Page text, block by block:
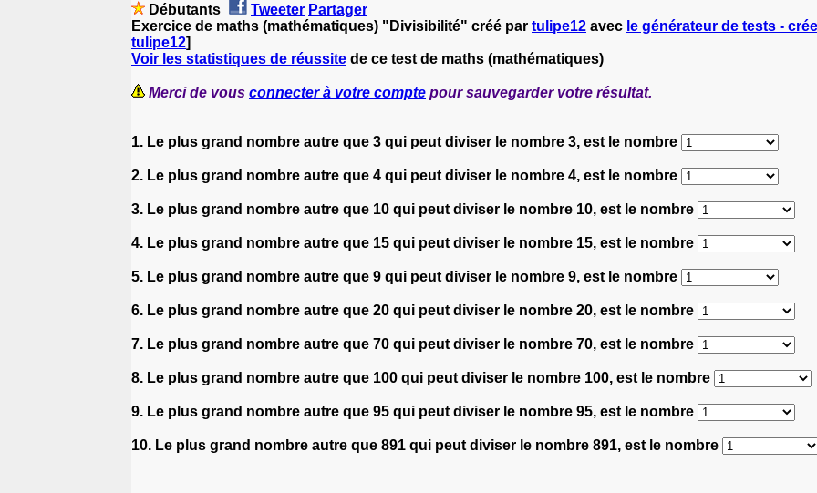
Débutants Tweeter Partager
Exercice de maths (mathématiques) "Divisibilité" créé par tulipe12 avec le générateur de tests -
tulipe12]
Voir les statistiques de réussite de ce test de maths (mathématiques)
Merci de vous connecter à votre compte pour sauvegarder votre résultat.
1. Le plus grand nombre autre que 3 qui peut diviser le nombre 3, est le nombre
2. Le plus grand nombre autre que 4 qui peut diviser le nombre 4, est le nombre
3. Le plus grand nombre autre que 10 qui peut diviser le nombre 10, est le nombre
4. Le plus grand nombre autre que 15 qui peut diviser le nombre 15, est le nombre
5. Le plus grand nombre autre que 9 qui peut diviser le nombre 9, est le nombre
6. Le plus grand nombre autre que 20 qui peut diviser le nombre 20, est le nombre
7. Le plus grand nombre autre que 70 qui peut diviser le nombre 70, est le nombre
8. Le plus grand nombre autre que 100 qui peut diviser le nombre 100, est le nombre
9. Le plus grand nombre autre que 95 qui peut diviser le nombre 95, est le nombre
10. Le plus grand nombre autre que 891 qui peut diviser le nombre 891, est le nombre